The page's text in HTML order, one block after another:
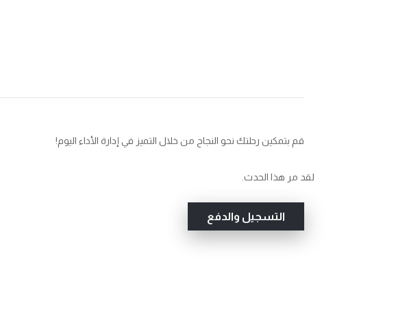
قم بتمكين رحلتك نحو النجاح من خلال التميز في إدارة الأداء اليوم!
لقد مر هذا الحدث.
التسجيل والدفع